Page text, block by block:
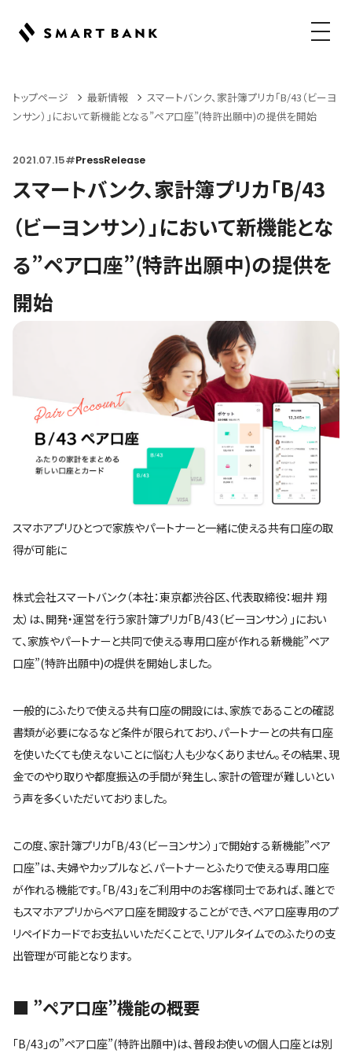
メニュ
トップページ 最新情報
スマートバンク、家計簿プリカ「B/43（ビーヨ
ンサン）」において新機能となる”ペア口座”(特許出願中)の提供を開始
2021.07.15#PressRelease
スマートバンク、家計簿プリカ「B/43
（ビーヨンサン）」において新機能とな
る”ペア口座”(特許出願中)の提供を
開始
スマホアプリひとつで家族やパートナーと一緒に使える共有口座の取
得が可能に
株式会社スマートバンク（本社：東京都渋谷区、代表取締役：堀井 翔
太）は、開発・運営を行う家計簿プリカ「B/43（ビーヨンサン）」におい
て、家族やパートナーと共同で使える専用口座が作れる新機能”ペア
口座”(特許出願中)の提供を開始しました。
一般的にふたりで使える共有口座の開設には、家族であることの確認
書類が必要になるなど条件が限られており、パートナーとの共有口座
を使いたくても使えないことに悩む人も少なくありません。その結果、現
金でのやり取りや都度振込の手間が発生し、家計の管理が難しいとい
う声を多くいただいておりました。
この度、家計簿プリカ「B/43（ビーヨンサン）」で開始する新機能”ペア
口座”は、夫婦やカップルなど、パートナーとふたりで使える専用口座
が作れる機能です。「B/43」をご利用中のお客様同士であれば、誰とで
もスマホアプリからペア口座を開設することができ、ペア口座専用のプ
リペイドカードでお支払いいただくことで、リアルタイムでのふたりの支
出管理が可能となります。
■ ”ペア口座”機能の概要
「B/43」の”ペア口座”(特許出願中)は、普段お使いの個人口座とは別